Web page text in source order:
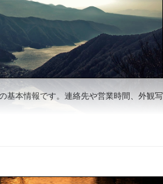
基本情報です。連絡先や営業時間、外観写